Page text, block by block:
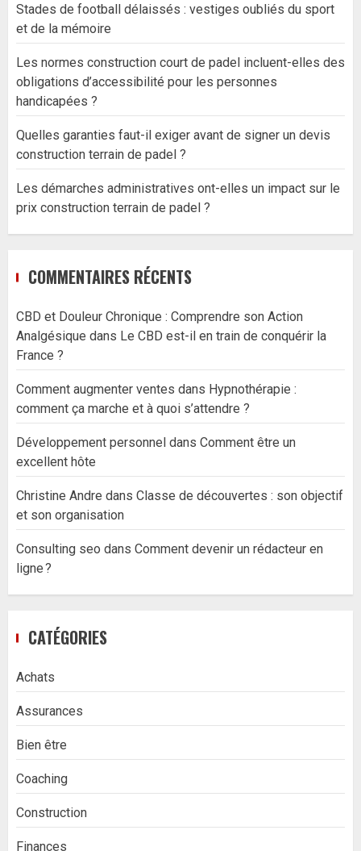
Stades de football délaissés : vestiges oubliés du sport
et de la mémoire
Les normes construction court de padel incluent-elles des
obligations d’accessibilité pour les personnes
handicapées ?
Quelles garanties faut-il exiger avant de signer un devis
construction terrain de padel ?
Les démarches administratives ont-elles un impact sur le
prix construction terrain de padel ?
COMMENTAIRES RÉCENTS
CBD et Douleur Chronique : Comprendre son Action
Analgésique dans Le CBD est-il en train de conquérir la
France ?
Comment augmenter ventes dans Hypnothérapie :
comment ça marche et à quoi s’attendre ?
Développement personnel dans Comment être un
excellent hôte
Christine Andre dans Classe de découvertes : son objectif
et son organisation
Consulting seo dans Comment devenir un rédacteur en
ligne ?
CATÉGORIES
Achats
Assurances
Bien être
Coaching
Construction
Finances